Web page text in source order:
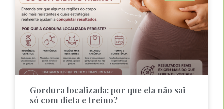
Gordura localizada: por que ela não sai
só com dieta e treino?